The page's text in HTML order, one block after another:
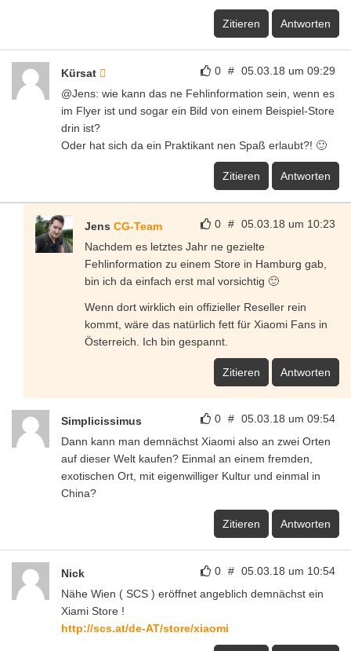
Zitieren Antworten
0 # 05.03.18 um 09:29
Kürsat
@Jens: wie kann das ne Fehlinformation sein, wenn es
im Flyer ist und sogar ein Bild von einem Beispiel-Store
drin ist?
Oder hat sich da ein Praktikant nen Spaß erlaubt?! 🙂
Zitieren Antworten
0 # 05.03.18 um 10:23
Jens CG-Team
Nachdem es letztes Jahr ne gezielte
Fehlinformation zu einem Store in Hamburg gab,
bin ich da einfach erst mal vorsichtig 🙂
Wenn dort wirklich ein offizieller Reseller rein
kommt, wäre das natürlich fett für Xiaomi Fans in
Österreich. Ich bin gespannt.
Zitieren Antworten
0 # 05.03.18 um 09:54
Simplicissimus
Dann kann man demnächst Xiaomi also an zwei Orten
auf dieser Welt kaufen? Einmal an einem fremden,
exotischen Ort, mit eigenwilliger Kultur und einmal in
China?
Zitieren Antworten
0 # 05.03.18 um 10:54
Nick
Nähe Wien ( SCS ) eröffnet angeblich demnächst ein
Xiami Store !
http://scs.at/de-AT/store/xiaomi